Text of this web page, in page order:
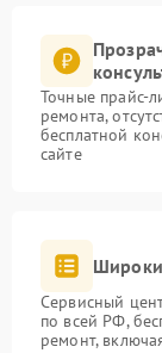
Точные прайс-
ремонта,
бесплатной
сайте
Сервисный
по всей РФ,
ремонт,